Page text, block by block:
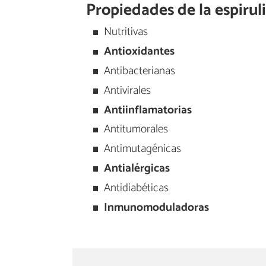
Propiedades de la
Nutritivas
Antioxidantes
Antibacterianas
Antivirales
Antiinflamatorias
Antitumorales
Antimutagénicas
Antialérgicas
Antidiabéticas
Inmunomoduladoras